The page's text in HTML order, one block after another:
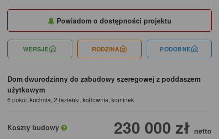
Dom dwurodzinny do zabudowy szeregowej z poddaszem
użytkowym
6 pokoi, kuchnia, 2 łazienki, kotłownia, kominek
Koszty budowy 230 000 zł netto
Powiadom o dostępności projektu
WERSJE RODZINA PODOBNE